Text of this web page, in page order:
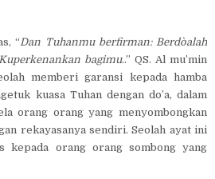
“Dan Tuhanmu berfirman: Berdo`alah
bagimu..” QS. Al mu’min
memberi garansi kepada hamba
kuasa Tuhan dengan do’a, dalam
orang orang yang menyombongkan
rekayasanya sendiri. Seolah ayat ini
kepada orang orang sombong yang